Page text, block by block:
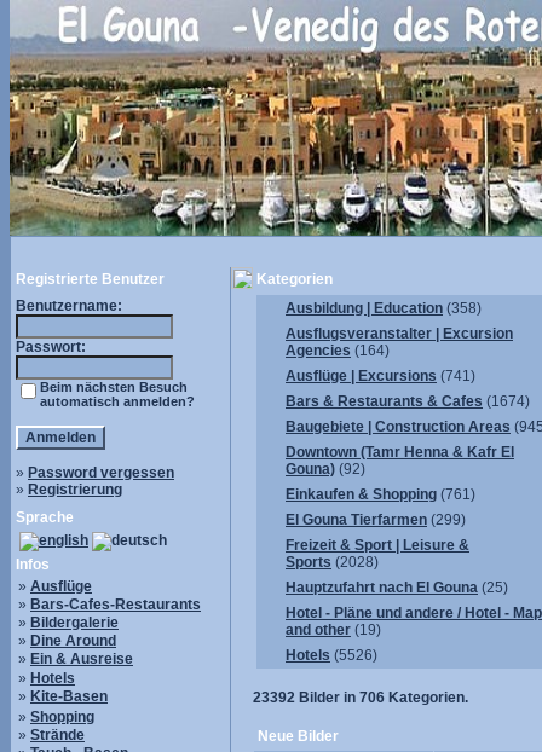
Registrierte Benutzer
Benutzername:
Passwort:
Beim nächsten Besuch
automatisch anmelden?
» Password vergessen
» Registrierung
Sprache
Infos
» Ausflüge
» Bars-Cafes-Restaurants
» Bildergalerie
» Dine Around
» Ein & Ausreise
» Hotels
» Kite-Basen
» Shopping
» Strände
Kategorien
Ausbildung | Education (358)
Ausflugsveranstalter | Excursion
Agencies (164)
Ausflüge | Excursions (741)
Bars & Restaurants & Cafes (1674)
Baugebiete | Construction Areas
Downtown (Tamr Henna & Kafr El
Gouna) (92)
Einkaufen & Shopping (761)
El Gouna Tierfarmen (299)
Freizeit & Sport | Leisure &
Sports (2028)
Hauptzufahrt nach El Gouna (25)
Hotel - Pläne und andere / Hotel -
and other (19)
Hotels (5526)
23392 Bilder in 706 Kategorien.
Neue Bilder